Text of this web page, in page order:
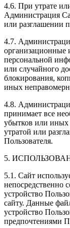
4.6. При утрате
Администрация
или разглашении
4.7.
организационные
персональной
или случайного
блокирования,
иных
4.8.
принимает все
убытков или иных
утратой или
Пользователя.
5.
5.1. Сайт
непосредственно
устройство
сайту. Данные
устройство
предпочтениями